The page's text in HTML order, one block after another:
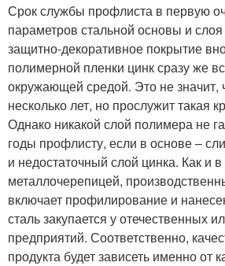
Срок службы профлиста в первую
параметров стальной основы и
защитно-декоративное покрытие
полимерной пленки цинк сразу же
окружающей средой. Это не значит,
несколько лет, но прослужит такая
Однако никакой слой полимера не
годы профлисту, если в основе –
и недостаточный слой цинка. Как и в
металлочерепицей,
включает профилирование и
сталь закупается у отечественных
предприятий. Соответственно,
продукта будет зависеть именно от